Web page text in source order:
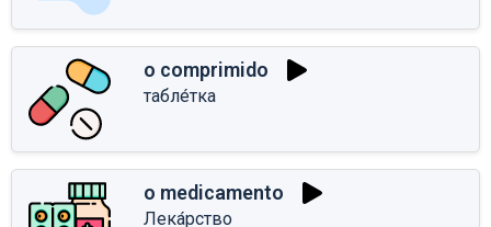
o comprimido
табле́тка
o medicamento
Лека́рство